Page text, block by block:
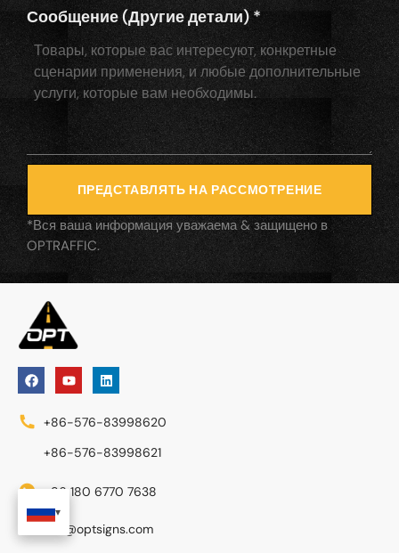
Сообщение (Другие детали) *
ПРЕДСТАВЛЯТЬ НА РАССМОТРЕНИЕ
*Вся ваша информация уважаема & защищено в
OPTRAFFIC.
+86-576-83998620
+86-576-83998621
+86 180 6770 7638
info@optsigns.com